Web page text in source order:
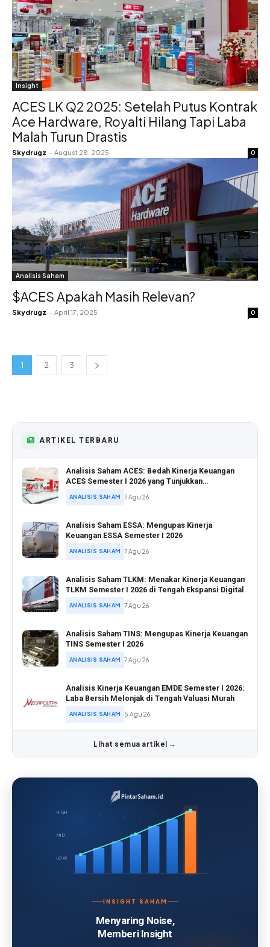
Insight
ACES LK Q2 2025: Setelah Putus Kontrak
Ace Hardware, Royalti Hilang Tapi Laba
Malah Turun Drastis
Skydrugz - August 28, 2025 0
Analisis Saham
$ACES Apakah Masih Relevan?
Skydrugz - April 17, 2025 0
1 2 3
ARTIKEL TERBARU
Analisis Saham ACES: Bedah Kinerja Keuangan
ACES Semester I 2026 yang Tunjukkan
ANALISIS SAHAM 7 Agu 26
Analisis Saham ESSA: Mengupas Kinerja
Keuangan ESSA Semester I 2026
ANALISIS SAHAM 7 Agu 26
Analisis Saham TLKM: Menakar Kinerja Keuangan
TLKM Semester I 2026 di Tengah Ekspansi Digital
ANALISIS SAHAM 7 Agu 26
Analisis Saham TINS: Mengupas Kinerja Keuangan
TINS Semester I 2026
ANALISIS SAHAM 7 Agu 26
Analisis Kinerja Keuangan EMDE Semester I 2026:
Laba Bersih Melonjak di Tengah Valuasi Murah
ANALISIS SAHAM 5 Agu 26
Lihat semua artikel →
HIGH
MID
LOW
INSIGHT SAHAM
Menyaring Noise,
Memberi Insight